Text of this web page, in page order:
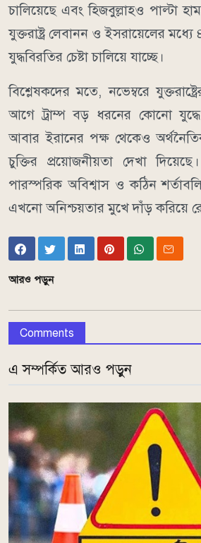
চালিয়েছে এবং হিজবুল্লাহও পাল্টা
যুক্তরাষ্ট্র লেবানন ও ইসরায়েলের
যুদ্ধবিরতির চেষ্টা চালিয়ে যাচ্ছে।
বিশ্লেষকদের মতে, নভেম্বরে
আগে ট্রাম্প বড় ধরনের কোনো
আবার ইরানের পক্ষ থেকেও
চুক্তির প্রয়োজনীয়তা দেখা
পারস্পরিক অবিশ্বাস ও কঠিন শর্তাবলি
এখনো অনিশ্চয়তার মুখে দাঁড় করিয়ে
আরও পড়ুন
Comments
এ সম্পর্কিত আরও পড়ুন